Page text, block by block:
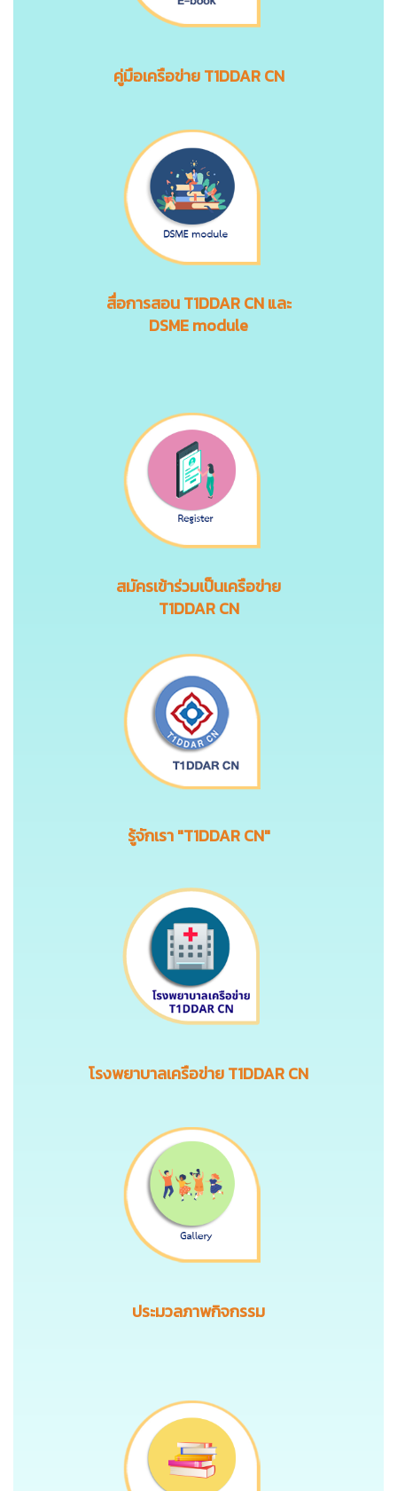
คู่มือเครือข่าย T1DDAR CN
สื่อการสอนT1DDAR CNและ
DSME module
สมัครเข้าร่วมเป็นเครือข่าย
T1DDAR CN
รู้จักเรา "T1DDAR CN"
โรงพยาบาลเครือข่าย T1DDAR CN
ประมวลภาพกิจกรรม